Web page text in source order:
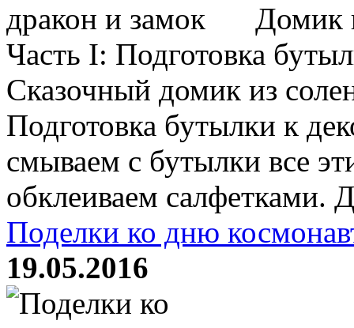
Домик
Часть I: Подготовка
Сказочный домик из
Подготовка бутылки к
смываем с бутылки все
обклеиваем салфетками.
Поделки ко дню
19.05.2016